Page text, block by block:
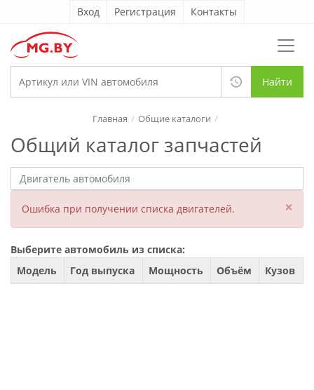
Вход Регистрация Контакты
Найти
Общий каталог запчастей
Главная Общие каталоги
Ошибка при получении списка двигателей. ×
Выберите автомобиль из списка:
Модель
Год выпуска Мощность Объём Кузов